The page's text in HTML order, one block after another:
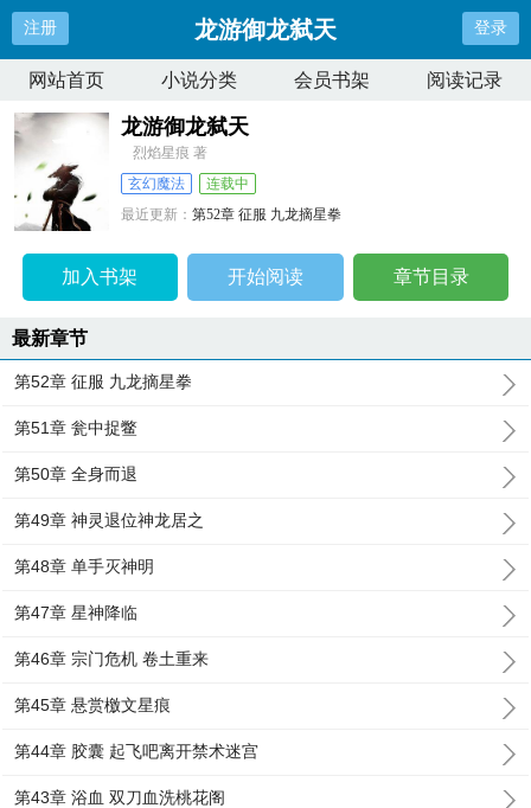
注册 龙游御龙弑天 登录
网站首页 小说分类 会员书架 阅读记录
龙游御龙弑天
烈焰星痕 著
玄幻魔法
连载中
最近更新：第52章 征服 九龙摘星拳
加入书架 开始阅读 章节目录
最新章节
第52章 征服 九龙摘星拳
第51章 瓮中捉鳖
第50章 全身而退
第49章 神灵退位神龙居之
第48章 单手灭神明
第47章 星神降临
第46章 宗门危机 卷土重来
第45章 悬赏檄文星痕
第44章 胶囊 起飞吧离开禁术迷宫
第43章 浴血 双刀血洗桃花阁